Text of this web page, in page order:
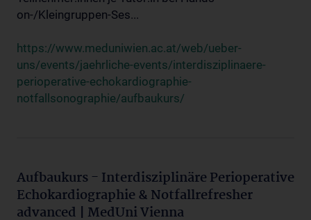
on-/Kleingruppen-Ses...
https://www.meduniwien.ac.at/web/ueber-
uns/events/jaehrliche-events/interdisziplinaere-
perioperative-echokardiographie-
notfallsonographie/aufbaukurs/
Aufbaukurs - Interdisziplinäre Perioperative
Echokardiographie & Notfallrefresher
advanced | MedUni Vienna